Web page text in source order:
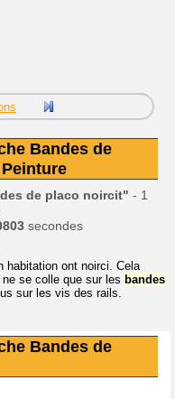
Bandes de
de placo noircit" - 1
secondes
habitation ont noirci. Cela
se colle que sur les bandes
sur les vis des rails.
Bandes de